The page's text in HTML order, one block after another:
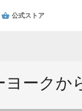
公式ストア
ークか